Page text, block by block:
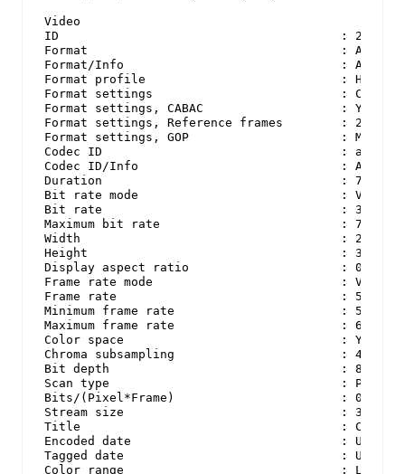
Video
ID                                       : 2
Format                                   : AVC
Format/Info                              : Advanced
Format profile                           :
Format settings                          : CABAC / 2
Format settings, CABAC                   : Yes
Format settings, Reference frames        : 2
Format settings, GOP                     : M=2,
Codec ID                                 : avc1
Codec ID/Info                            : Advanced
Duration                                 : 7 s 288
Bit rate mode                            :
Bit rate                                 : 39.1
Maximum bit rate                         : 768
Width                                    : 2 160
Height                                   : 3 840
Display aspect ratio                     : 0.562
Frame rate mode                          :
Frame rate                               : 59.940
Minimum frame rate                       : 54.545
Maximum frame rate                       : 60.000
Color space                              : YUV
Chroma subsampling                       : 4:2:0
Bit depth                                : 8 bits
Scan type                                :
Bits/(Pixel*Frame)                       : 0.079
Stream size                              : 34.0 MiB
Title                                    : Core
Encoded date                             : UTC
Tagged date                              : UTC 2021-
Color range                              : Limited